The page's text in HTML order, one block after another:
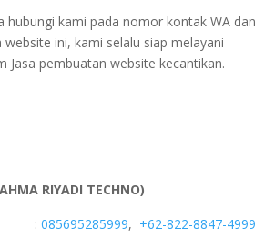
hubungi kami pada nomor kontak WA dan
ini, kami selalu siap melayani
Jasa pembuatan website kecantikan.
RIYADI TECHNO)
: 085695285999, +62-822-8847-4999